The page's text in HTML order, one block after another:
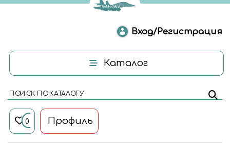
Вход/Регистрация
Каталог
ПОИСК ПО КАТАЛОГУ
0 Профиль